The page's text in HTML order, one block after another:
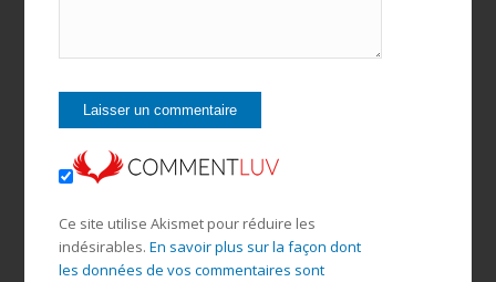
Ce site utilise Akismet pour réduire les
indésirables. En savoir plus sur la façon dont
les données de vos commentaires sont